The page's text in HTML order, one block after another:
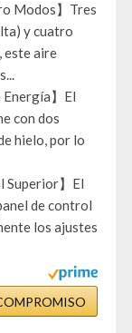
Modos】Tres
y cuatro
este aire
Energía】El
con dos
hielo, por lo
Superior】El
de control
los ajustes